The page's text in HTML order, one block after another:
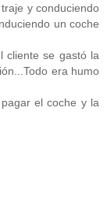
y conduciendo
un coche
cliente se gastó la
era humo
el coche y la